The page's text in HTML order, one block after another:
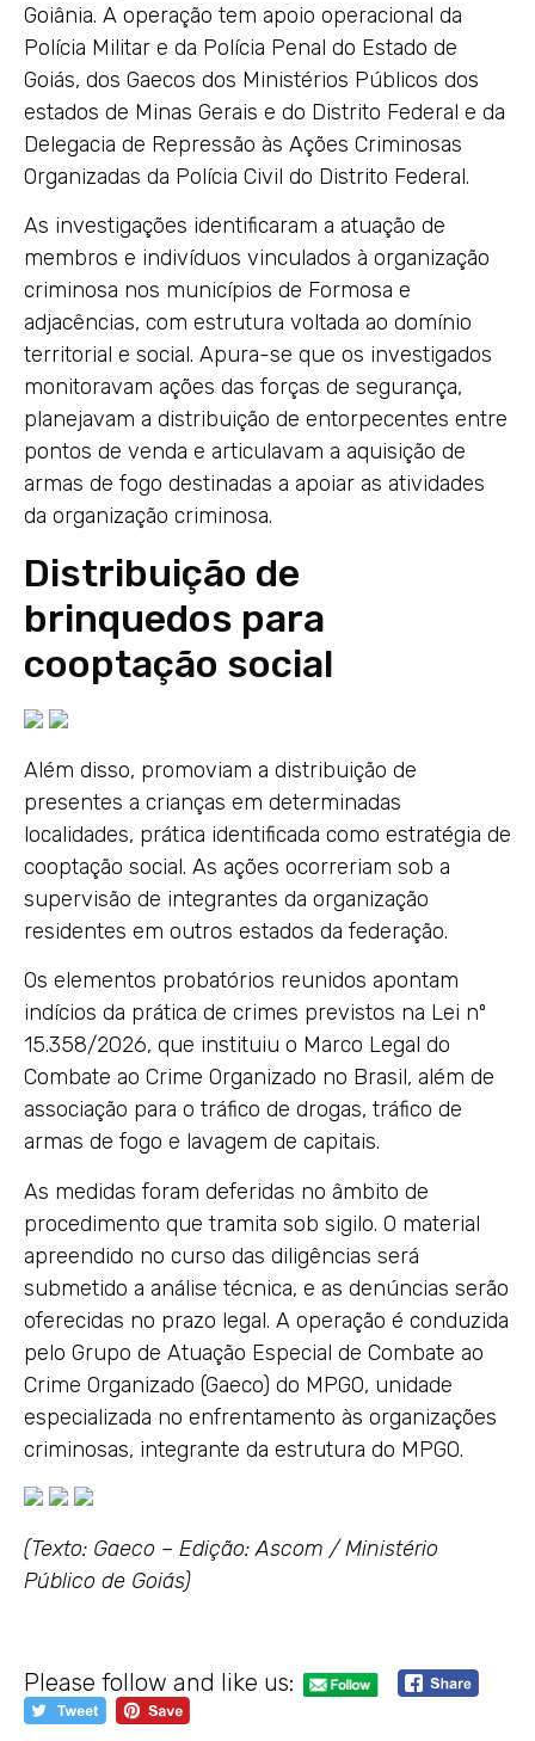
Goiânia. A operação tem apoio operacional da
Polícia Militar e da Polícia Penal do Estado de
Goiás, dos Gaecos dos Ministérios Públicos dos
estados de Minas Gerais e do Distrito Federal e da
Delegacia de Repressão às Ações Criminosas
Organizadas da Polícia Civil do Distrito Federal.
As investigações identificaram a atuação de
membros e indivíduos vinculados à organização
criminosa nos municípios de Formosa e
adjacências, com estrutura voltada ao domínio
territorial e social. Apura-se que os investigados
monitoravam ações das forças de segurança,
planejavam a distribuição de entorpecentes entre
pontos de venda e articulavam a aquisição de
armas de fogo destinadas a apoiar as atividades
da organização criminosa.
Distribuição de
brinquedos para
cooptação social
Além disso, promoviam a distribuição de
presentes a crianças em determinadas
localidades, prática identificada como estratégia de
cooptação social. As ações ocorreriam sob a
supervisão de integrantes da organização
residentes em outros estados da federação.
Os elementos probatórios reunidos apontam
indícios da prática de crimes previstos na Lei nº
15.358/2026, que instituiu o Marco Legal do
Combate ao Crime Organizado no Brasil, além de
associação para o tráfico de drogas, tráfico de
armas de fogo e lavagem de capitais.
As medidas foram deferidas no âmbito de
procedimento que tramita sob sigilo. O material
apreendido no curso das diligências será
submetido a análise técnica, e as denúncias serão
oferecidas no prazo legal. A operação é conduzida
pelo Grupo de Atuação Especial de Combate ao
Crime Organizado (Gaeco) do MPGO, unidade
especializada no enfrentamento às organizações
criminosas, integrante da estrutura do MPGO.
(Texto: Gaeco – Edição: Ascom / Ministério
Público de Goiás)
Please follow and like us: